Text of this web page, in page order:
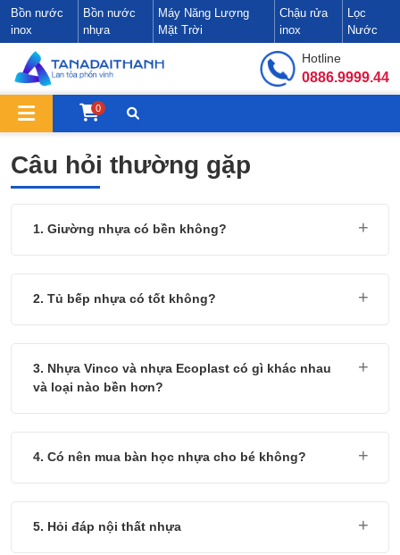
Bồn nước
inox
Bồn nước
nhựa
Máy Năng Lượng
Mặt Trời
Chậu rửa
inox
Lọc
Nước
Hotline
0886.9999.44
0
Câu hỏi thường gặp
1. Giường nhựa có bền không?
2. Tủ bếp nhựa có tốt không?
3. Nhựa Vinco và nhựa Ecoplast có gì khác nhau
và loại nào bền hơn?
4. Có nên mua bàn học nhựa cho bé không?
5. Hỏi đáp nội thất nhựa